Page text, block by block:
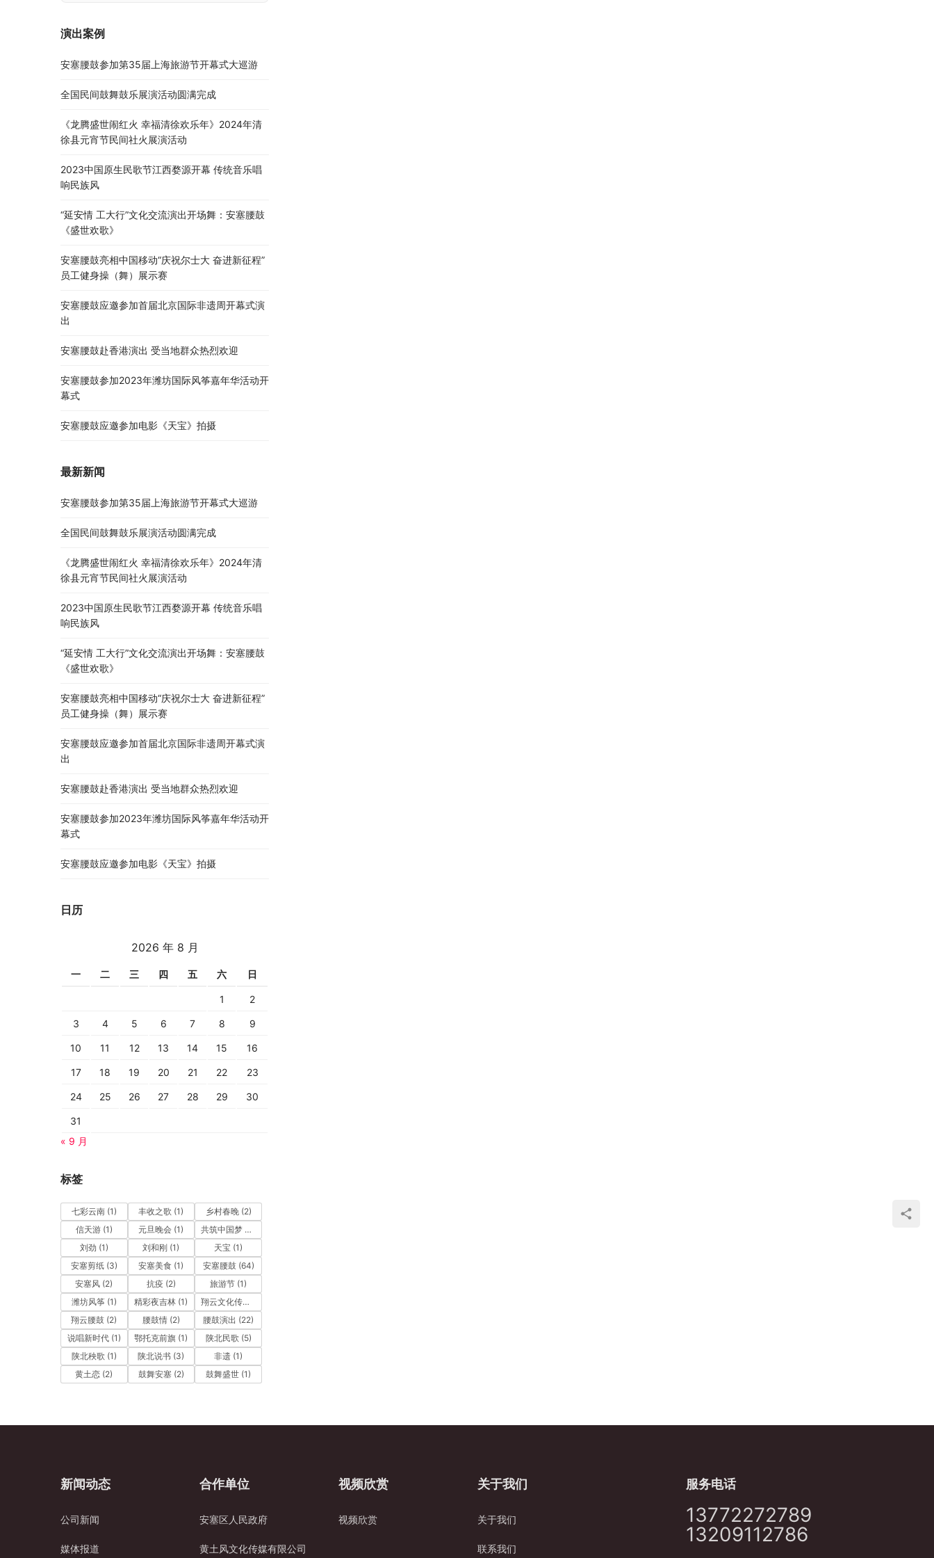
演出案例
安塞腰鼓参加第35届上海旅游节开幕式大巡游
全国民间鼓舞鼓乐展演活动圆满完成
《龙腾盛世闹红火 幸福清徐欢乐年》2024年清
徐县元宵节民间社火展演活动
2023中国原生民歌节江西婺源开幕 传统音乐唱
响民族风
“延安情 工大行”文化交流演出开场舞：安塞腰鼓
《盛世欢歌》
安塞腰鼓亮相中国移动“庆祝尔士大 奋进新征程”
员工健身操（舞）展示赛
安塞腰鼓应邀参加首届北京国际非遗周开幕式演
出
安塞腰鼓赴香港演出 受当地群众热烈欢迎
安塞腰鼓参加2023年潍坊国际风筝嘉年华活动开
幕式
安塞腰鼓应邀参加电影《天宝》拍摄
最新新闻
安塞腰鼓参加第35届上海旅游节开幕式大巡游
全国民间鼓舞鼓乐展演活动圆满完成
《龙腾盛世闹红火 幸福清徐欢乐年》2024年清
徐县元宵节民间社火展演活动
2023中国原生民歌节江西婺源开幕 传统音乐唱
响民族风
“延安情 工大行”文化交流演出开场舞：安塞腰鼓
《盛世欢歌》
安塞腰鼓亮相中国移动“庆祝尔士大 奋进新征程”
员工健身操（舞）展示赛
安塞腰鼓应邀参加首届北京国际非遗周开幕式演
出
安塞腰鼓赴香港演出 受当地群众热烈欢迎
安塞腰鼓参加2023年潍坊国际风筝嘉年华活动开
幕式
安塞腰鼓应邀参加电影《天宝》拍摄
日历
2026 年 8 月
一 二 三 四 五 六 日
1 2
3 4 5 6 7 8 9
10 11 12 13 14 15 16
17 18 19 20 21 22 23
24 25 26 27 28 29 30
31
« 9 月
标签
七彩云南(1) 丰收之歌 (1) 乡村春晚(2)
信天游(1) 元旦晚会 (1) 共筑中国梦 幸福一起走
刘劲 (1) 刘和刚 (1) 天宝 (1)
安塞剪纸(3) 安塞美食 (1) 安塞腰鼓(64)
安塞风 (2) 抗疫 (2) 旅游节 (1)
潍坊风筝(1) 精彩夜吉林 (1) 翔云文化传媒
翔云腰鼓 (2) 腰鼓情(2) 腰鼓演出 (22)
说唱新时代(1) 鄂托克前旗 (1) 陕北民歌 (5)
陕北秧歌 (1) 陕北说书 (3) 非遗 (1)
黄土恋 (2) 鼓舞安塞(2) 鼓舞盛世 (1)
新闻动态
公司新闻
媒体报道
合作单位
安塞区人民政府
黄土风文化传媒有限公司
视频欣赏
视频欣赏
关于我们
关于我们
联系我们
服务电话
13772272789
13209112786